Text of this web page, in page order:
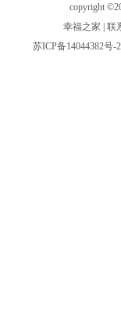
copyright
幸福之家
联
苏ICP备14044382号-2